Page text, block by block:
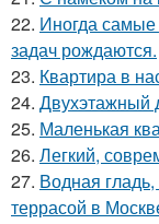
22. Иногда
задач рождаются.
23. Квартира в
24. Двухэтажный
25. Маленькая
26. Легкий,
27. Водная
террасой в